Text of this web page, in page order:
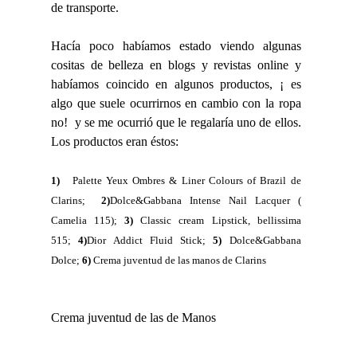
de transporte.
Hacía poco habíamos estado viendo algunas
cositas de belleza en blogs y revistas online y
habíamos coincido en algunos productos, ¡ es
algo que suele ocurrirnos en cambio con la ropa
no! y se me ocurrió que le regalaría uno de ellos.
Los productos eran éstos:
1)
Palette Yeux Ombres & Liner Colours of Brazil de
Clarins;
2)Dolce&Gabbana Intense Nail Lacquer (
Camelia 115);3) Classic cream Lipstick, bellissima
515;4)Dior Addict Fluid Stick;5) Dolce&Gabbana
Dolce; 6) Crema juventud de las manos de Clarins
Crema juventud de las de Manos